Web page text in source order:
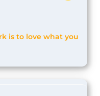
is to love what you